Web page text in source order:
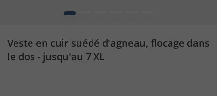
1
Veste en cuir suédé d'agneau, flocage dans
le dos - jusqu'au 7 XL